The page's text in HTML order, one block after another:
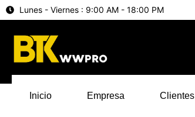
Lunes - Viernes : 9:00 AM - 18:00 PM
Inicio Empresa Clientes